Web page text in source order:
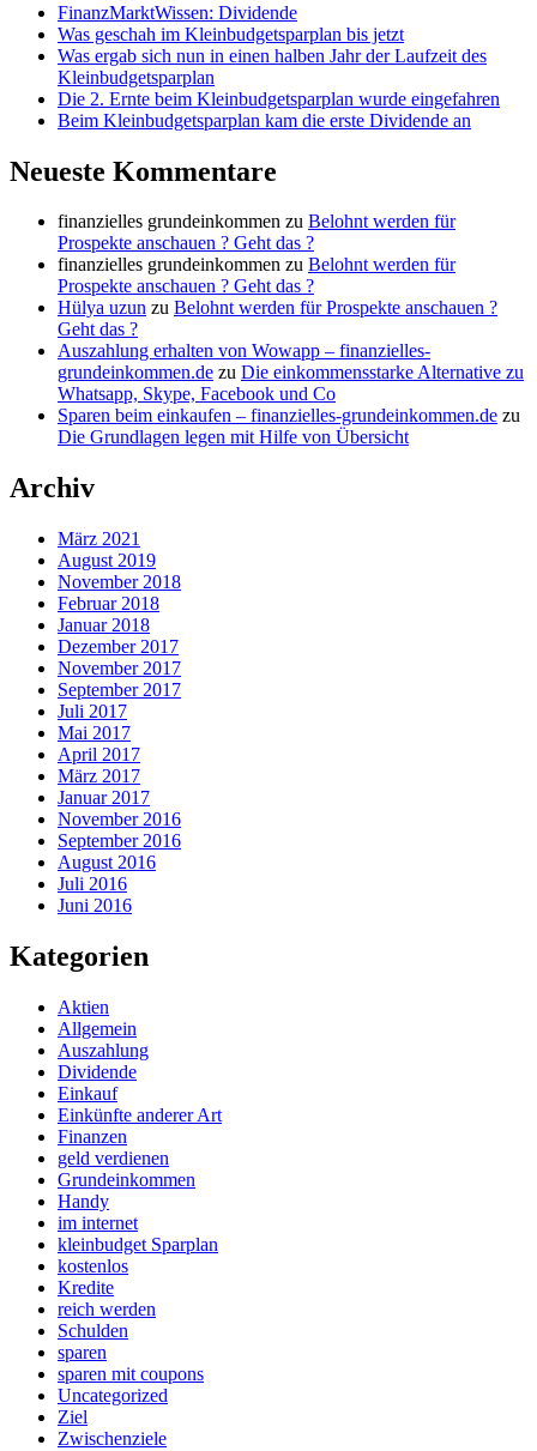
FinanzMarktWissen: Dividende
Was geschah im Kleinbudgetsparplan bis jetzt
Was ergab sich nun in einen halben Jahr der Laufzeit des
Kleinbudgetsparplan
Die 2. Ernte beim Kleinbudgetsparplan wurde eingefahren
Beim Kleinbudgetsparplan kam die erste Dividende an
Neueste Kommentare
finanzielles grundeinkommen zu Belohnt werden für
Prospekte anschauen ? Geht das ?
finanzielles grundeinkommen zu Belohnt werden für
Prospekte anschauen ? Geht das ?
Hülya uzun zu Belohnt werden für Prospekte anschauen ?
Geht das ?
Auszahlung erhalten von Wowapp – finanzielles-
grundeinkommen.de zu Die einkommensstarke Alternative zu
Whatsapp, Skype, Facebook und Co
Sparen beim einkaufen – finanzielles-grundeinkommen.de zu
Die Grundlagen legen mit Hilfe von Übersicht
Archiv
März 2021
August 2019
November 2018
Februar 2018
Januar 2018
Dezember 2017
November 2017
September 2017
Juli 2017
Mai 2017
April 2017
März 2017
Januar 2017
November 2016
September 2016
August 2016
Juli 2016
Juni 2016
Kategorien
Aktien
Allgemein
Auszahlung
Dividende
Einkauf
Einkünfte anderer Art
Finanzen
geld verdienen
Grundeinkommen
Handy
im internet
kleinbudget Sparplan
kostenlos
Kredite
reich werden
Schulden
sparen
sparen mit coupons
Uncategorized
Ziel
Zwischenziele